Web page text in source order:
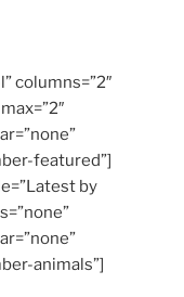
columns=”2″
featured”]
by
animals”]